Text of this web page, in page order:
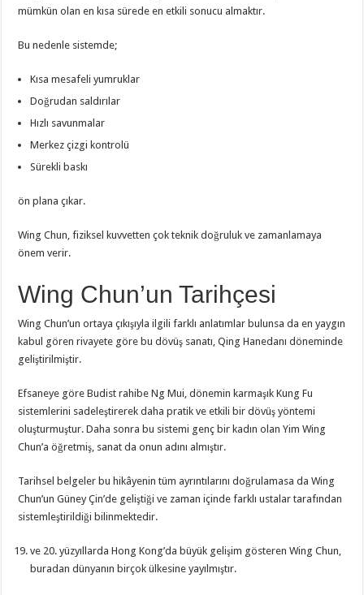
mümkün olan en kısa sürede en etkili sonucu almaktır.
Bu nedenle sistemde;
Kısa mesafeli yumruklar
Doğrudan saldırılar
Hızlı savunmalar
Merkez çizgi kontrolü
Sürekli baskı
ön plana çıkar.
Wing Chun, fiziksel kuvvetten çok teknik doğruluk ve zamanlamaya
önem verir.
Wing Chun’un Tarihçesi
Wing Chun’un ortaya çıkışıyla ilgili farklı anlatımlar bulunsa da en yaygın
kabul gören rivayete göre bu dövüş sanatı, Qing Hanedanı döneminde
geliştirilmiştir.
Efsaneye göre Budist rahibe Ng Mui, dönemin karmaşık Kung Fu
sistemlerini sadeleştirerek daha pratik ve etkili bir dövüş yöntemi
oluşturmuştur. Daha sonra bu sistemi genç bir kadın olan Yim Wing
Chun’a öğretmiş, sanat da onun adını almıştır.
Tarihsel belgeler bu hikâyenin tüm ayrıntılarını doğrulamasa da Wing
Chun’un Güney Çin’de geliştiği ve zaman içinde farklı ustalar tarafından
sistemleştirildiği bilinmektedir.
ve 20. yüzyıllarda Hong Kong’da büyük gelişim gösteren Wing Chun,
buradan dünyanın birçok ülkesine yayılmıştır.